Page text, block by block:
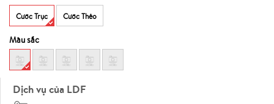
Cước Trục Cước Thẻo
Màu sắc
Dịch vụ của LDF